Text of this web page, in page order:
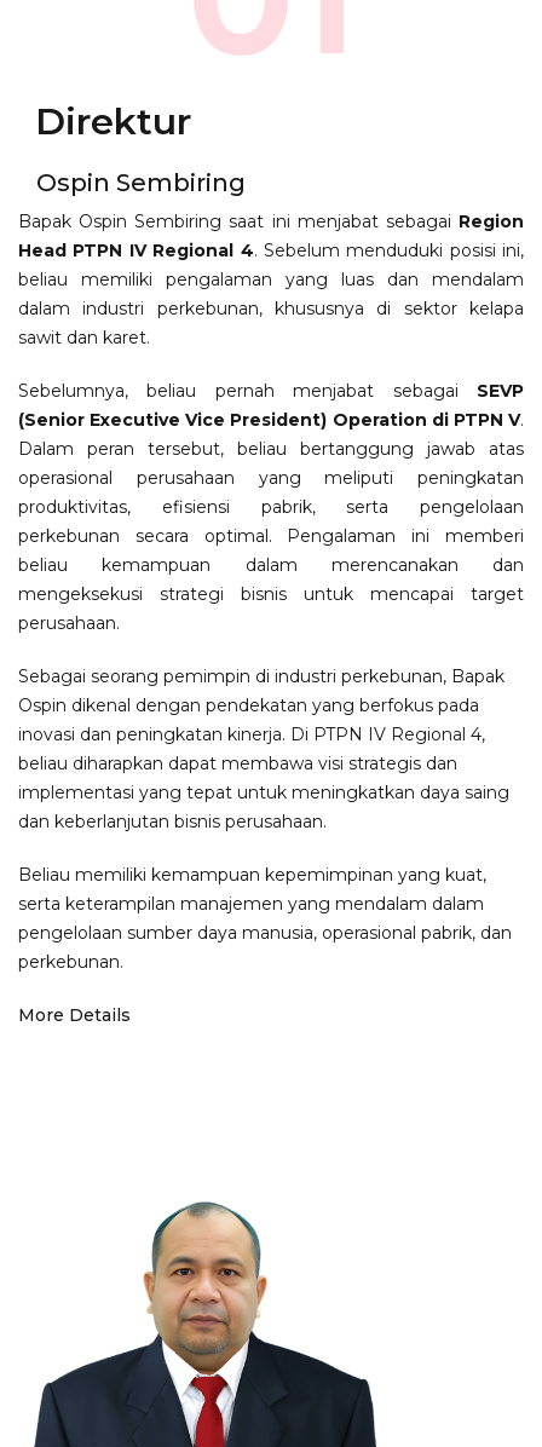
Direktur
Ospin Sembiring
Bapak Ospin Sembiring saat ini menjabat sebagai Region
Head PTPN IV Regional 4. Sebelum menduduki posisi ini,
beliau memiliki pengalaman yang luas dan mendalam
dalam industri perkebunan, khususnya di sektor kelapa
sawit dan karet.
Sebelumnya, beliau pernah menjabat sebagai SEVP
(Senior Executive Vice President) Operation di PTPN V.
Dalam peran tersebut, beliau bertanggung jawab atas
operasional perusahaan yang meliputi peningkatan
produktivitas, efisiensi pabrik, serta pengelolaan
perkebunan secara optimal. Pengalaman ini memberi
beliau kemampuan dalam merencanakan dan
mengeksekusi strategi bisnis untuk mencapai target
perusahaan.
Sebagai seorang pemimpin di industri perkebunan, Bapak
Ospin dikenal dengan pendekatan yang berfokus pada
inovasi dan peningkatan kinerja. Di PTPN IV Regional 4,
beliau diharapkan dapat membawa visi strategis dan
implementasi yang tepat untuk meningkatkan daya saing
dan keberlanjutan bisnis perusahaan.
Beliau memiliki kemampuan kepemimpinan yang kuat,
serta keterampilan manajemen yang mendalam dalam
pengelolaan sumber daya manusia, operasional pabrik, dan
perkebunan.
More Details